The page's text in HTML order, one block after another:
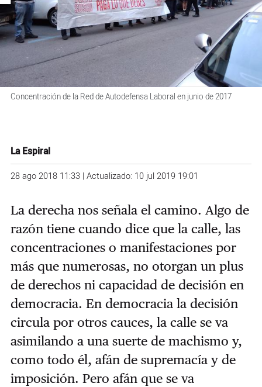
Concentración de la Red de Autodefensa Laboral en junio de 2017
La Espiral
28 ago 2018 11:33 | Actualizado: 10 jul 2019 19:01
La derecha nos señala el camino. Algo de
razón tiene cuando dice que la calle, las
concentraciones o manifestaciones por
más que numerosas, no otorgan un plus
de derechos ni capacidad de decisión en
democracia. En democracia la decisión
circula por otros cauces, la calle se va
asimilando a una suerte de machismo y,
como todo él, afán de supremacía y de
imposición. Pero afán que se va